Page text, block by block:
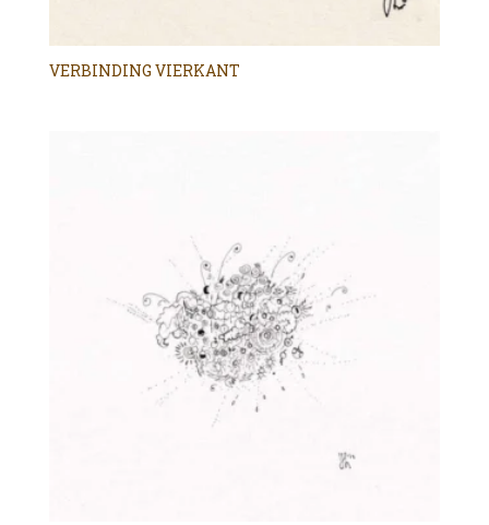
VERBINDING VIERKANT